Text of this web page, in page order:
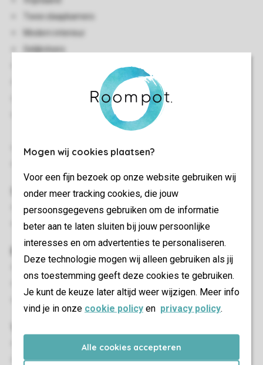
Mogen wij cookies plaatsen?
Voor een fijn bezoek op onze website gebruiken wij
onder meer tracking cookies, die jouw
persoonsgegevens gebruiken om de informatie
beter aan te laten sluiten bij jouw persoonlijke
interesses en om advertenties te personaliseren.
Deze technologie mogen wij alleen gebruiken als jij
ons toestemming geeft deze cookies te gebruiken.
Je kunt de keuze later altijd weer wijzigen. Meer info
vind je in onze cookie policy en privacy policy.
Alle cookies accepteren
Twee slaapkamers
Modern interieur
Gelijkvloers
Enkele accommodaties hebben een aantal traptreden naar
Rookvrij
Slaapkamer(s)
Slaapkamer met 2-persoonsbed
Slaapkamer met twee 1-persoonsbedden
Gedeeltelijk omheinde tuin
Terrasmeubilair (kan per woning verschillen)
Maximaal één auto parkeren bij de accommodatie
Eethoek